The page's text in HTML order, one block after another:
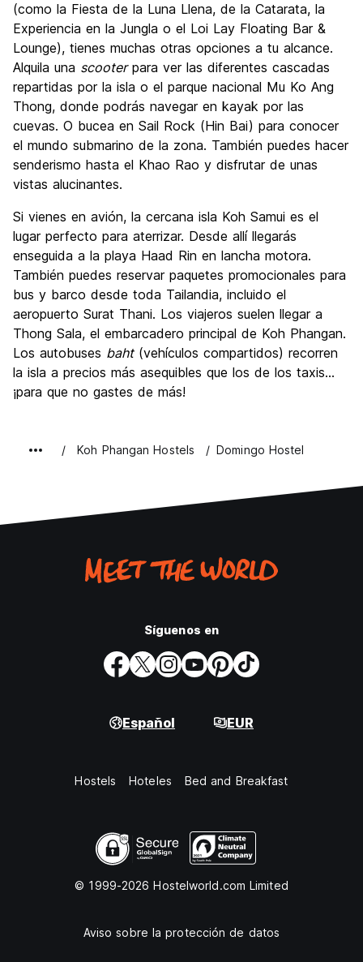
(como la Fiesta de la Luna Llena, de la Catarata, la
Experiencia en la Jungla o el Loi Lay Floating Bar &
Lounge), tienes muchas otras opciones a tu alcance.
Alquila una scooterpara ver las diferentes cascadas
repartidas por la isla o el parque nacional Mu Ko Ang
Thong, donde podrás navegar en kayak por las
cuevas. O bucea en Sail Rock (Hin Bai) para conocer
el mundo submarino de la zona. También puedes hacer
senderismo hasta el Khao Rao y disfrutar de unas
vistas alucinantes.
Si vienes en avión, la cercana isla Koh Samui es el
lugar perfecto para aterrizar. Desde allí llegarás
enseguida a la playa Haad Rin en lancha motora.
También puedes reservar paquetes promocionales para
bus y barco desde toda Tailandia, incluido el
aeropuerto Surat Thani. Los viajeros suelen llegar a
Thong Sala, el embarcadero principal de Koh Phangan.
Los autobuses baht(vehículos compartidos) recorren
la isla a precios más asequibles que los de los taxis...
¡para que no gastes de más!
Koh Phangan Hostels Domingo Hostel
Síguenos en
Español EUR
Hostels Hoteles Bed and Breakfast
© 1999-2026 Hostelworld.com Limited
Aviso sobre la protección de datos